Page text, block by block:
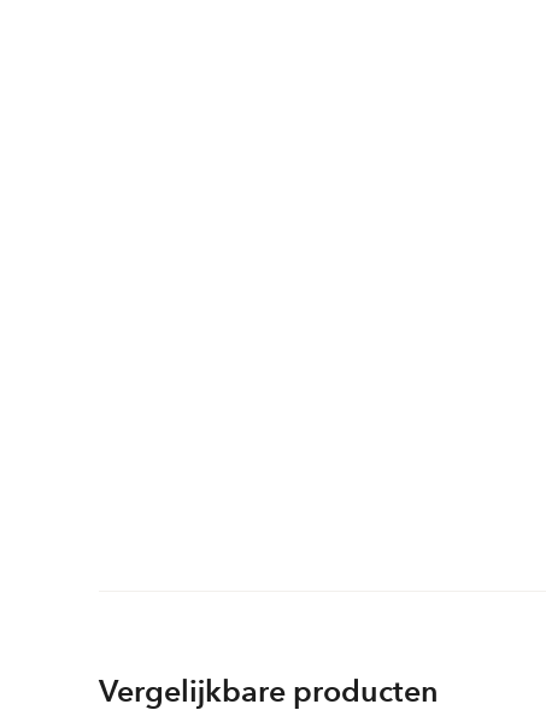
Vergelijkbare producten